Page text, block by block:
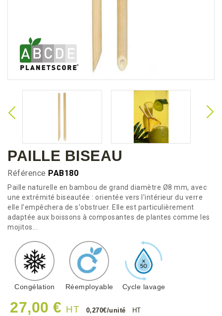
PAILLE BISEAU
Référence PAB180
Paille naturelle en bambou de grand diamètre Ø8 mm, avec
une extrémité biseautée : orientée vers l'intérieur du verre
elle l'empêchera de s'obstruer. Elle est particulièrement
adaptée aux boissons à composantes de plantes comme les
mojitos...
Congélation Réemployable Cycle lavage
27,00 € HT 0,270€/unité HT